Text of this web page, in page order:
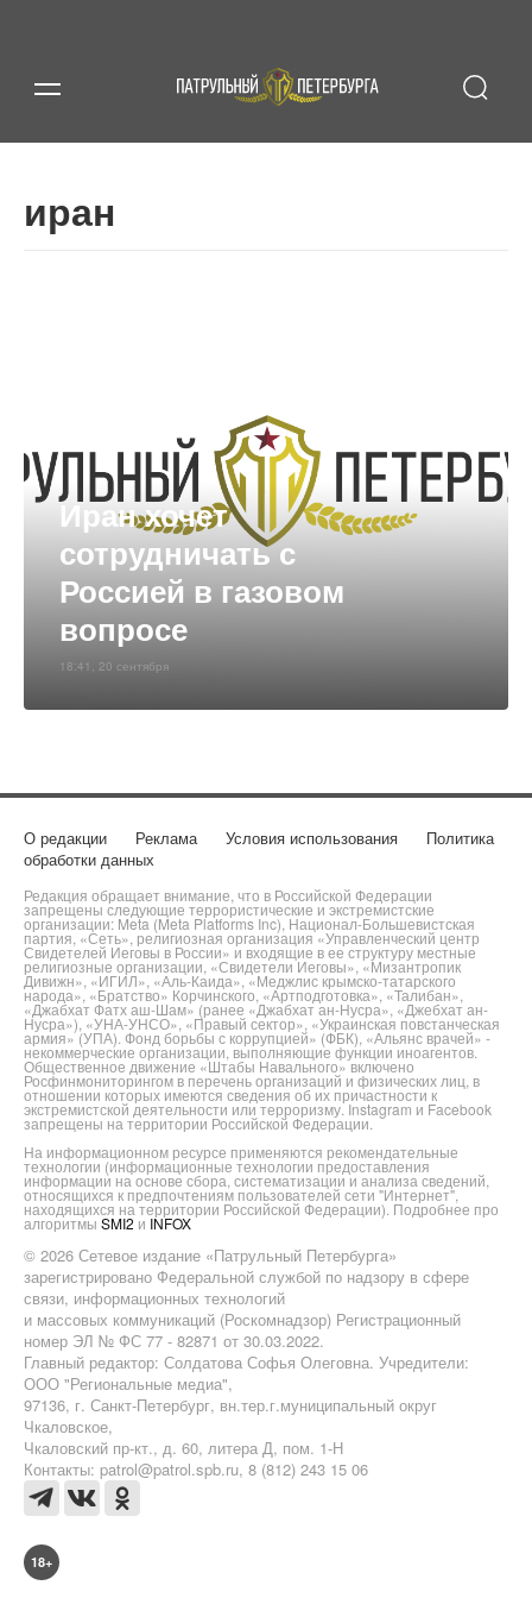
иран
Иран хочет
сотрудничать с
Россией в газовом
вопросе
18:41, 20 сентября
О редакции Реклама Условия использования
Политика
обработки данных
Редакция обращает внимание, что в Российской Федерации
запрещены следующие террористические и экстремистские
организации: Meta (Meta Platforms Inc), Национал-Большевистская
партия, «Сеть», религиозная организация «Управленческий центр
Свидетелей Иеговы в России» и входящие в ее структуру местные
религиозные организации, «Свидетели Иеговы», «Мизантропик
Дивижн», «ИГИЛ», «Аль-Каида», «Меджлис крымско-татарского
народа», «Братство» Корчинского, «Артподготовка», «Талибан»,
«Джабхат Фатх аш-Шам» (ранее «Джабхат ан-Нусра», «Джебхат ан-
Нусра»), «УНА-УНСО», «Правый сектор», «Украинская повстанческая
армия» (УПА). Фонд борьбы с коррупцией» (ФБК), «Альянс врачей» -
некоммерческие организации, выполняющие функции иноагентов.
Общественное движение «Штабы Навального» включено
Росфинмониторингом в перечень организаций и физических лиц, в
отношении которых имеются сведения об их причастности к
экстремистской деятельности или терроризму. Instagram и Facebook
запрещены на территории Российской Федерации.
На информационном ресурсе применяются рекомендательные
технологии (информационные технологии предоставления
информации на основе сбора, систематизации и анализа сведений,
относящихся к предпочтениям пользователей сети "Интернет",
находящихся на территории Российской Федерации). Подробнее про
алгоритмы SMI2 и INFOX
© 2026 Сетевое издание «Патрульный Петербурга»
зарегистрировано Федеральной службой по надзору в сфере
связи, информационных технологий
и массовых коммуникаций (Роскомнадзор) Регистрационный
номер ЭЛ № ФС 77 - 82871 от 30.03.2022.
Главный редактор: Солдатова Софья Олеговна. Учредители:
ООО "Региональные медиа",
97136, г. Санкт-Петербург, вн.тер.г.муниципальный округ
Чкаловское,
Чкаловский пр-кт., д. 60, литера Д, пом. 1-Н
Контакты: patrol@patrol.spb.ru, 8 (812) 243 15 06
18+